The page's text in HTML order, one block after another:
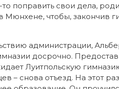
поправить свои дела,
Мюнхене, чтобы, закончив
администрации,
досрочно.
Луитпольскую
– снова отъезд. На этот